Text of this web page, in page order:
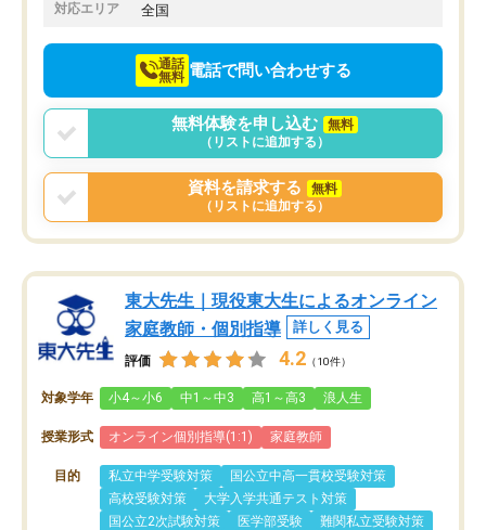
対応エリア 全国
通話
無料 電話で問い合わせする
無料体験を申し込む
無料
（リストに追加する）
資料を請求する
無料
（リストに追加する）
東大先生｜現役東大生によるオンライン
家庭教師・個別指導
詳しく見る
評価 4.2 （10件）
対象学年 小4～小6 中1～中3 高1～高3 浪人生
授業形式 オンライン個別指導(1:1) 家庭教師
目的 私立中学受験対策
国公立中高一貫校受験対策
高校受験対策
大学入学共通テスト対策
国公立2次試験対策
医学部受験
難関私立受験対策